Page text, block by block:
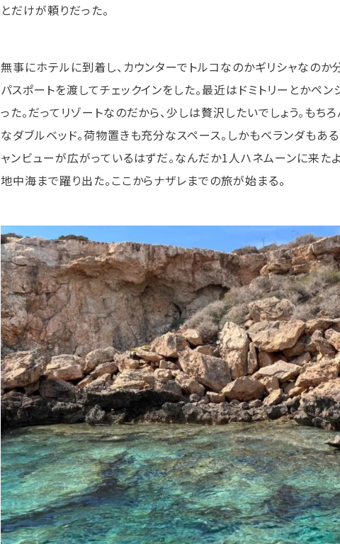
とだけが頼りだった。
無事にホテルに到着し、カウンターでトルコなのかギリシャなのか
パスポートを渡してチェックインをした。最近はドミトリーとかペ
った。だってリゾートなのだから、少しは贅沢したいでしょう。も
なダブルベッド。荷物置きも充分なスペース。しかもベランダもあ
ャンビューが広がっているはずだ。なんだか1人ハネムーンに来た
地中海まで躍り出た。ここからナザレまでの旅が始まる。